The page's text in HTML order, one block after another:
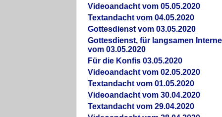
Videoandacht vom 05.05.2020
Textandacht vom 04.05.2020
Gottesdienst vom 03.05.2020
Gottesdienst, für langsamen
vom 03.05.2020
Für die Konfis 03.05.2020
Videoandacht vom 02.05.2020
Textandacht vom 01.05.2020
Videoandacht vom 30.04.2020
Textandacht vom 29.04.2020